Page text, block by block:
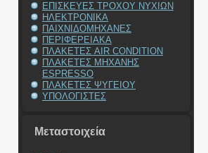
ΕΠΙΣΚΕΥΕΣ ΤΡΟΧΟΥ ΝΥΧΙΩΝ
ΗΛΕΚΤΡΟΝΙΚΑ
ΠΑΙΧΝΙΔΟΜΗΧΑΝΕΣ
ΠΕΡΙΦΕΡΕΙΑΚΑ
ΠΛΑΚΕΤΕΣ AIR CONDITION
ΠΛΑΚΕΤΕΣ ΜΗΧΑΝΗΣ
ESPRESSO
ΠΛΑΚΕΤΕΣ ΨΥΓΕΙΟΥ
ΥΠΟΛΟΓΙΣΤΕΣ
Μεταστοιχεία